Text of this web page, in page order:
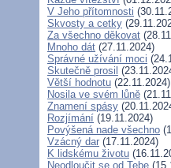
V Jeho přítomnosti
Skvosty a cetky
Za všechno děkovat
Mnoho dát (27.11.2024)
Správné užívání moci
Skutečně prosil
Větší hodnotu (22.11.2024)
Nosila ve svém lůně
Znamení spásy
Rozjímání (19.11.2024)
Povýšená nade všechno
Vzácný dar (17.11.2024)
K lidskému životu
Neodloučit se od Tebe